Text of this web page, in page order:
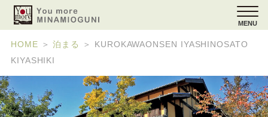
MENU
HOME ＞泊まる ＞
KUROKAWAONSEN IYASHINOSATO
KIYASHIKI